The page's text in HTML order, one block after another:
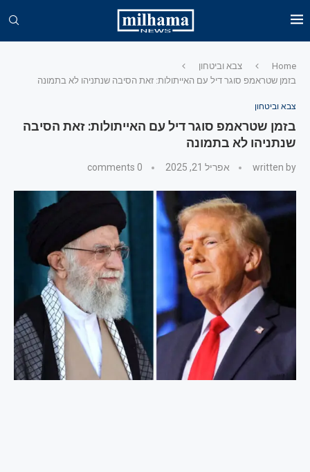
Home
צבא וביטחון
בזמן שטראמפ סוגר דיל עם האייתולות: זאת הסיבה שנתניהו לא בתמונה
צבא וביטחון
בזמן שטראמפ סוגר דיל עם האייתולות: זאת הסיבה
שנתניהו לא בתמונה
written by אפריל 21, 2025 0 comments